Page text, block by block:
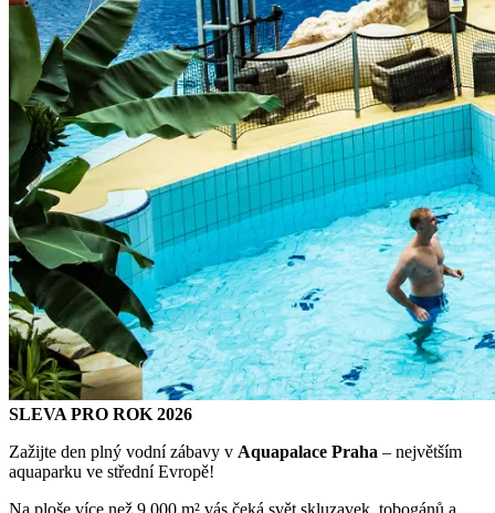
SLEVA PRO ROK 2026
Zažijte den plný vodní zábavy v Aquapalace Praha – největším
aquaparku ve střední Evropě!
Na ploše více než 9 000 m² vás čeká svět skluzavek, tobogánů a